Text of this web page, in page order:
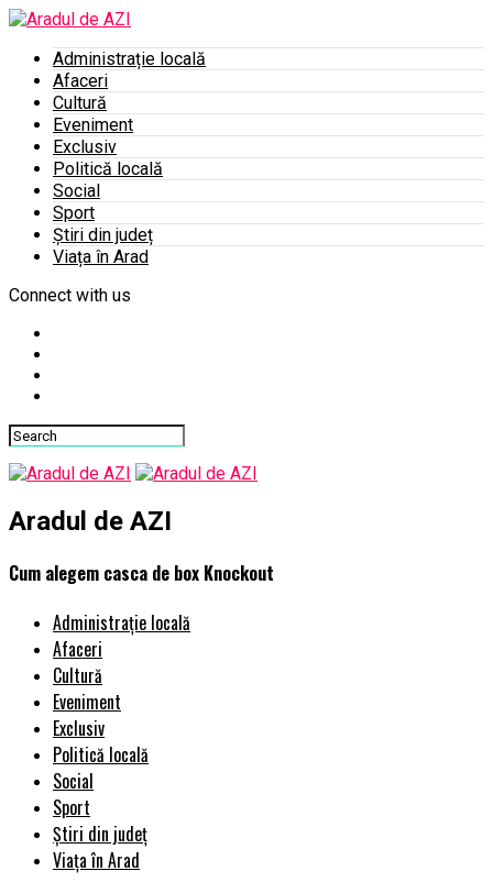
Administrație locală
Afaceri
Cultură
Eveniment
Exclusiv
Politică locală
Social
Sport
Știri din județ
Viața în Arad
Connect with us
Aradul de AZI
Cum alegem casca de box Knockout
Administrație locală
Afaceri
Cultură
Eveniment
Exclusiv
Politică locală
Social
Sport
Știri din județ
Viața în Arad